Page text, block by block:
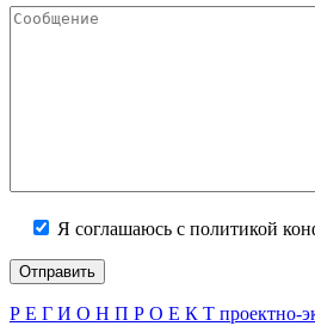
Я соглашаюсь с политикой
Р Е Г И О Н П Р О Е К Т проектно-